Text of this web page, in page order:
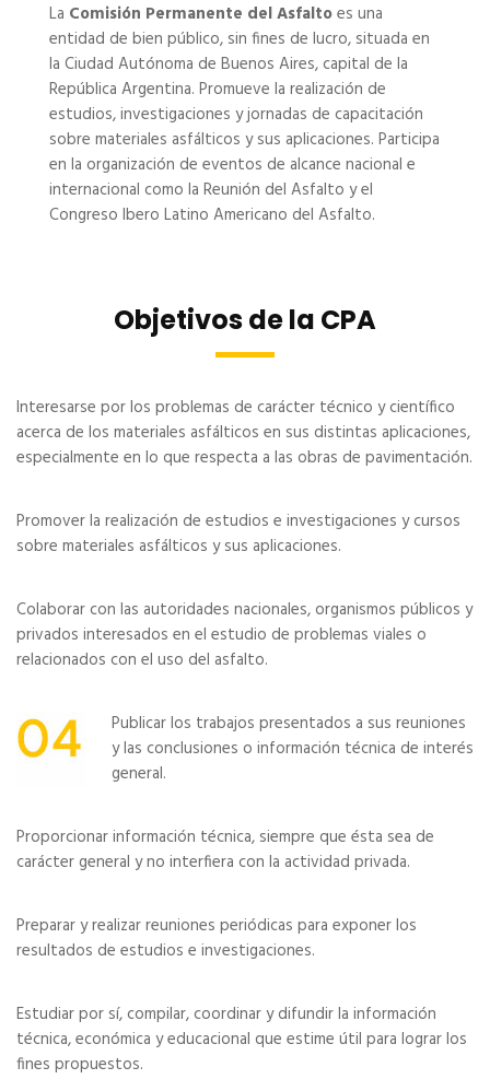
La Comisión Permanente del Asfaltoes una
entidad de bien público, sin fines de lucro, situada en
la Ciudad Autónoma de Buenos Aires, capital de la
República Argentina. Promueve la realización de
estudios, investigaciones y jornadas de capacitación
sobre materiales asfálticos y sus aplicaciones. Participa
en la organización de eventos de alcance nacional e
internacional como la Reunión del Asfalto y el
Congreso Ibero Latino Americano del Asfalto.
Objetivos de la CPA
Interesarse por los problemas de carácter técnico y científico
acerca de los materiales asfálticos en sus distintas aplicaciones,
especialmente en lo que respecta a las obras de pavimentación.
Promover la realización de estudios e investigaciones y cursos
sobre materiales asfálticos y sus aplicaciones.
Colaborar con las autoridades nacionales, organismos públicos y
privados interesados en el estudio de problemas viales o
relacionados con el uso del asfalto.
Publicar los trabajos presentados a sus reuniones
y las conclusiones o información técnica de interés
general.
Proporcionar información técnica, siempre que ésta sea de
carácter general y no interfiera con la actividad privada.
Preparar y realizar reuniones periódicas para exponer los
resultados de estudios e investigaciones.
Estudiar por sí, compilar, coordinar y difundir la información
técnica, económica y educacional que estime útil para lograr los
fines propuestos.